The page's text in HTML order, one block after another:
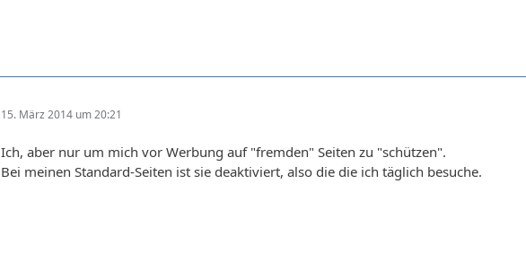
15. März 2014 um 20:21
Ich, aber nur um mich vor Werbung auf "fremden" Seiten zu "schützen".
Bei meinen Standard-Seiten ist sie deaktiviert, also die die ich täglich besuche.